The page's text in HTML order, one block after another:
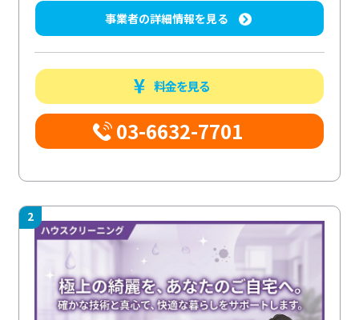
事業者の詳細情報を見る
料金を見る
03-6632-7701
2